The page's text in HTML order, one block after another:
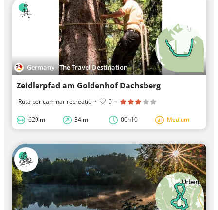
Germany - The Travel Destination
Zeidlerpfad am Goldenhof Dachsberg
Ruta per caminar recreatiu · 0 ·
629 m 34 m 00h10 Medium